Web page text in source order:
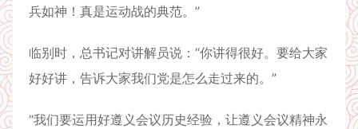
兵如神！真是运动战的典范。”
临别时，总书记对讲解员说：“你讲得很好。要给大家
好好讲，告诉大家我们党是怎么走过来的。”
“我们要运用好遵义会议历史经验，让遵义会议精神永